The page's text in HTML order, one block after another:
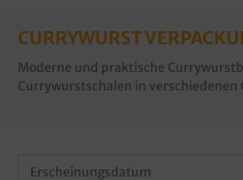
CURRYWURST
Moderne und praktische
Currywurstschalen in verschiedenen